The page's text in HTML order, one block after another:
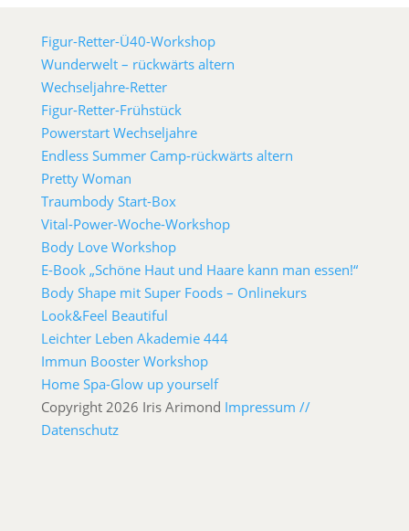
Figur-Retter-Ü40-Workshop
Wunderwelt – rückwärts altern
Wechseljahre-Retter
Figur-Retter-Frühstück
Powerstart Wechseljahre
Endless Summer Camp-rückwärts altern
Pretty Woman
Traumbody Start-Box
Vital-Power-Woche-Workshop
Body Love Workshop
E-Book „Schöne Haut und Haare kann man essen!“
Body Shape mit Super Foods – Onlinekurs
Look&Feel Beautiful
Leichter Leben Akademie 444
Immun Booster Workshop
Home Spa-Glow up yourself
Copyright 2026 Iris Arimond Impressum //
Datenschutz